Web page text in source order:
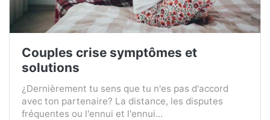
Couples crise symptômes et
solutions
¿Dernièrement tu sens que tu n'es pas d'accord
avec ton partenaire? La distance, les disputes
fréquentes ou l'ennui et l'ennui...